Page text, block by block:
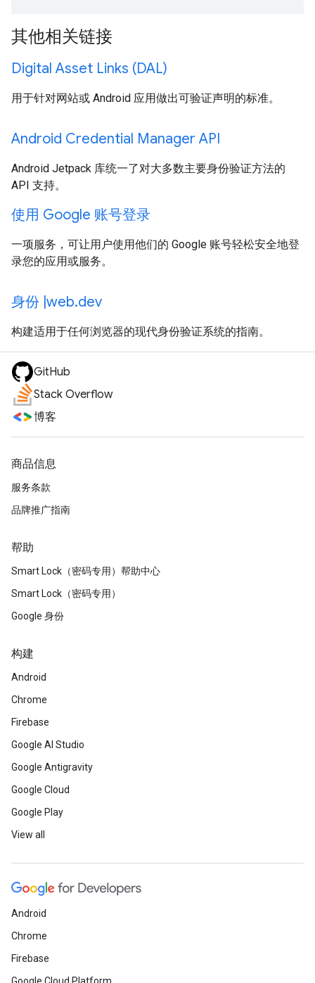
其他相关链接
Digital Asset Links (DAL)
用于针对网站或 Android 应用做出可验证声明的标准。
Android Credential Manager API
Android Jetpack 库统一了对大多数主要身份验证方法的
API 支持。
使用 Google 账号登录
一项服务，可让用户使用他们的 Google 账号轻松安全地登
录您的应用或服务。
身份 |web.dev
构建适用于任何浏览器的现代身份验证系统的指南。
GitHub
Stack Overflow
博客
商品信息
服务条款
品牌推广指南
帮助
Smart Lock（密码专用）帮助中心
Smart Lock（密码专用）
Google 身份
构建
Android
Chrome
Firebase
Google AI Studio
Google Antigravity
Google Cloud
Google Play
View all
Android
Chrome
Firebase